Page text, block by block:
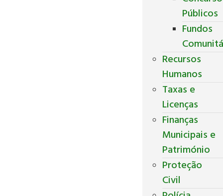
Públicos
Fundos
Recursos
Humanos
Taxas e
Licenças
Finanças
Municipais e
Património
Proteção
Civil